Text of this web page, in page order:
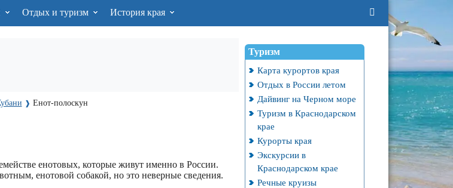
Отдых и туризм История края
❱ Енот-полоскун
енотовых, которые живут именно в России.
енотовой собакой, но это неверные сведения.
Туризм
Карта курортов края
Отдых в России летом
Дайвинг на Черном море
Туризм в Краснодарском
крае
Курорты края
Экскурсии в
Краснодарском крае
Речные круизы